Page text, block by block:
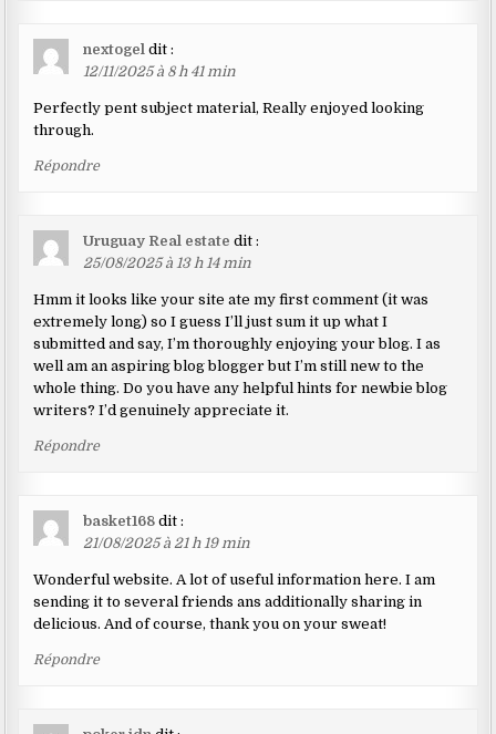
nextogel dit :
12/11/2025 à 8 h 41 min
Perfectly pent subject material, Really enjoyed looking
through.
Répondre
Uruguay Real estate dit :
25/08/2025 à 13 h 14 min
Hmm it looks like your site ate my first comment (it was
extremely long) so I guess I’ll just sum it up what I
submitted and say, I’m thoroughly enjoying your blog. I as
well am an aspiring blog blogger but I’m still new to the
whole thing. Do you have any helpful hints for newbie blog
writers? I’d genuinely appreciate it.
Répondre
basket168 dit :
21/08/2025 à 21 h 19 min
Wonderful website. A lot of useful information here. I am
sending it to several friends ans additionally sharing in
delicious. And of course, thank you on your sweat!
Répondre